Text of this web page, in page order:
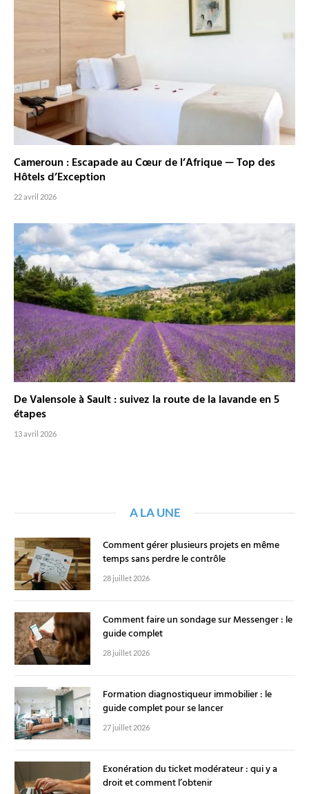
Cameroun : Escapade au Cœur de l’Afrique — Top des
Hôtels d’Exception
22 avril 2026
De Valensole à Sault : suivez la route de la lavande en 5
étapes
13 avril 2026
A LA UNE
Comment gérer plusieurs projets en même
temps sans perdre le contrôle
28 juillet 2026
Comment faire un sondage sur Messenger : le
guide complet
28 juillet 2026
Formation diagnostiqueur immobilier : le
guide complet pour se lancer
27 juillet 2026
Exonération du ticket modérateur : qui y a
droit et comment l’obtenir